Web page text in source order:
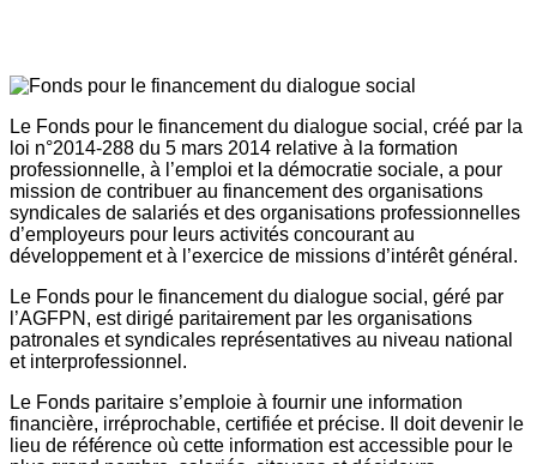
Le Fonds pour le financement du dialogue social, créé par la
loi n°2014-288 du 5 mars 2014 relative à la formation
professionnelle, à l’emploi et la démocratie sociale, a pour
mission de contribuer au financement des organisations
syndicales de salariés et des organisations professionnelles
d’employeurs pour leurs activités concourant au
développement et à l’exercice de missions d’intérêt général.
Le Fonds pour le financement du dialogue social, géré par
l’AGFPN, est dirigé paritairement par les organisations
patronales et syndicales représentatives au niveau national
et interprofessionnel.
Le Fonds paritaire s’emploie à fournir une information
financière, irréprochable, certifiée et précise. Il doit devenir le
lieu de référence où cette information est accessible pour le